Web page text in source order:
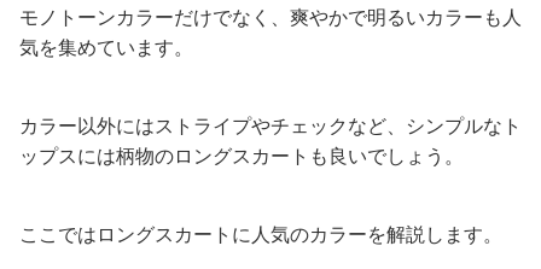
モノトーンカラーだけでなく、爽やかで明るいカラーも人
気を集めています。
カラー以外にはストライプやチェックなど、シンプルなト
ップスには柄物のロングスカートも良いでしょう。
ここではロングスカートに人気のカラーを解説します。